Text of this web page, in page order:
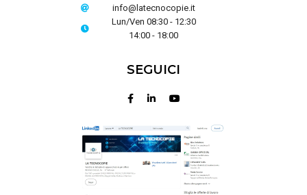
info@latecnocopie.it
Lun/Ven 08:30 - 12:30
14:00 - 18:00
SEGUICI